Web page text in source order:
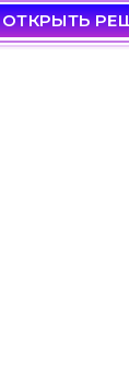
ОТКРЫТЬ